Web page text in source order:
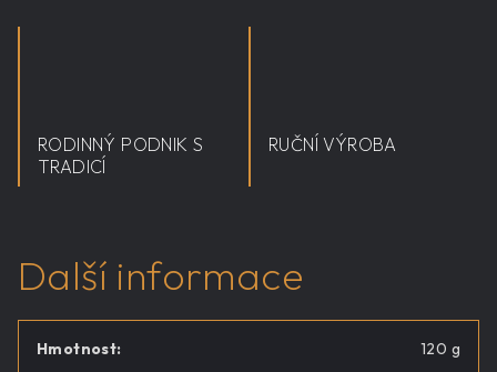
RODINNÝ PODNIK S
TRADICÍ
RUČNÍ VÝROBA
Další informace
Hmotnost: 120 g